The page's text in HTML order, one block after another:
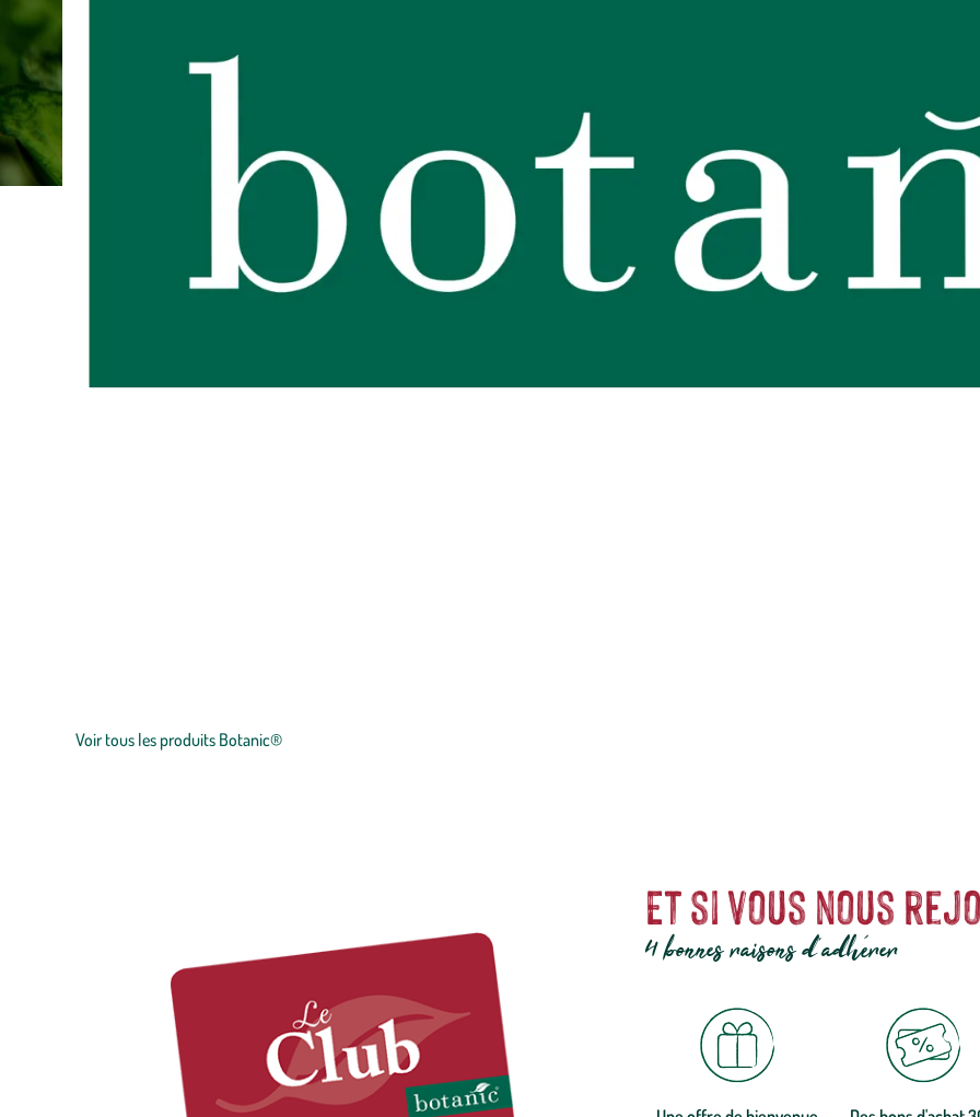
Voir tous les produits Botanic®
Et si vous nous
4 bonnes raisons d'adhérer